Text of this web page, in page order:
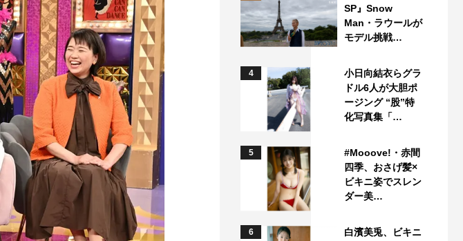
SP』Snow
Man・ラウールが
モデル挑戦…
4
小日向結衣らグラ
ドル6人が大胆ポ
ージング “股”特
化写真集「…
5
#Mooove!・赤間
四季、おさげ髪×
ビキニ姿でスレン
ダー美…
6
白濱美兎、ビキニ